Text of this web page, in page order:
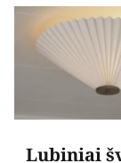
Lubiniai